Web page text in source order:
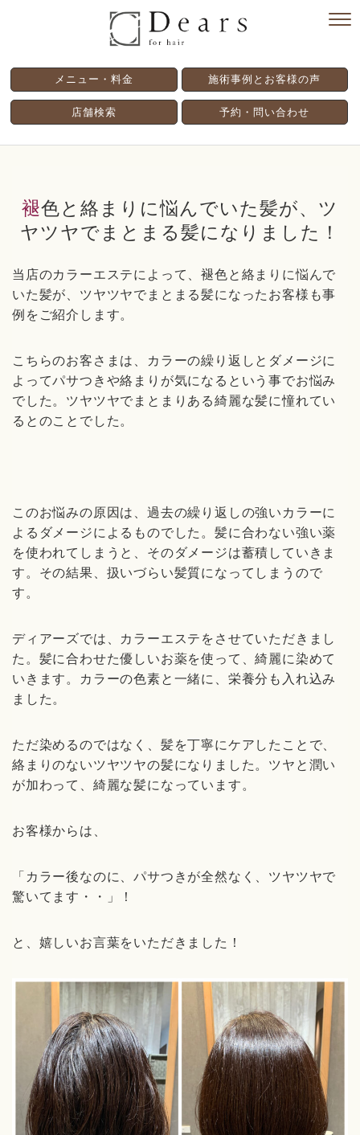
メニュー・料金 施術事例とお客様の声
店舗検索 予約・問い合わせ
褪色と絡まりに悩んでいた髪が、ツ
ヤツヤでまとまる髪になりました！
当店のカラーエステによって、褪色と絡まりに悩んで
いた髪が、ツヤツヤでまとまる髪になったお客様も事
例をご紹介します。
こちらのお客さまは、カラーの繰り返しとダメージに
よってパサつきや絡まりが気になるという事でお悩み
でした。ツヤツヤでまとまりある綺麗な髪に憧れてい
るとのことでした。
このお悩みの原因は、過去の繰り返しの強いカラーに
よるダメージによるものでした。髪に合わない強い薬
を使われてしまうと、そのダメージは蓄積していきま
す。その結果、扱いづらい髪質になってしまうので
す。
ディアーズでは、カラーエステをさせていただきまし
た。髪に合わせた優しいお薬を使って、綺麗に染めて
いきます。カラーの色素と一緒に、栄養分も入れ込み
ました。
ただ染めるのではなく、髪を丁寧にケアしたことで、
絡まりのないツヤツヤの髪になりました。ツヤと潤い
が加わって、綺麗な髪になっています。
お客様からは、
「カラー後なのに、パサつきが全然なく、ツヤツヤで
驚いてます・・」！
と、嬉しいお言葉をいただきました！